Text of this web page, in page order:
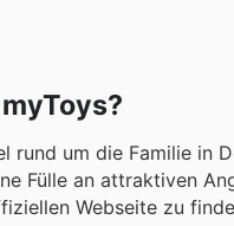
um die Familie in
Fülle an attraktiven
Webseite zu